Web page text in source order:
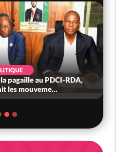
SOCIÉTÉ
Côte d'Ivoire : « On ne veut pas
nous », crient des habitants